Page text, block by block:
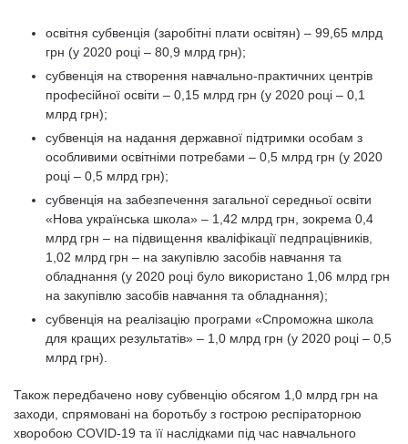
освітня субвенція (заробітні плати освітян) – 99,65 млрд
грн (у 2020 році – 80,9 млрд грн);
субвенція на створення навчально-практичних центрів
професійної освіти – 0,15 млрд грн (у 2020 році – 0,1
млрд грн);
субвенція на надання державної підтримки особам з
особливими освітніми потребами – 0,5 млрд грн (у 2020
році – 0,5 млрд грн);
субвенція на забезпечення загальної середньої освіти
«Нова українська школа» – 1,42 млрд грн, зокрема 0,4
млрд грн – на підвищення кваліфікації педпрацівників,
1,02 млрд грн – на закупівлю засобів навчання та
обладнання (у 2020 році було використано 1,06 млрд грн
на закупівлю засобів навчання та обладнання);
субвенція на реалізацію програми «Спроможна школа
для кращих результатів» – 1,0 млрд грн (у 2020 році – 0,5
млрд грн).
Також передбачено нову субвенцію обсягом 1,0 млрд грн на
заходи, спрямовані на боротьбу з гострою респіраторною
хворобою COVID-19 та її наслідками під час навчального